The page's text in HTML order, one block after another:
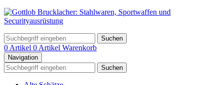
Suchen
0 Artikel 0 Artikel Warenkorb
Navigation
Suchen